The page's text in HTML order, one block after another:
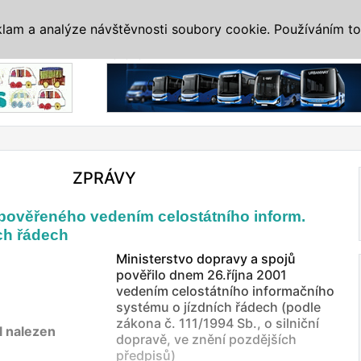
ZPRÁVY
vedením celostátního inform.
řádech
nalezen
Ministerstvo dopravy a spojů
pověřilo dnem 26.října 2001
vedením celostátního informačního
systému o jízdních řádech (podle
zákona č. 111/1994 Sb., o silniční
dopravě, ve znění pozdějších
předpisů)
a analýze návštěvnosti soubory cookie. Používáním